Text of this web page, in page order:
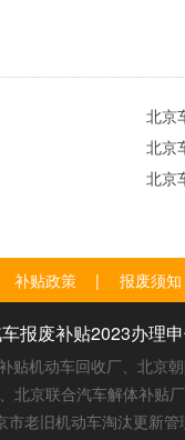
北京
北京
北京
补贴政策 | 报废须知
报废补贴2023办理
贴机动车回收厂、北京
北京联合汽车解体补贴
市老旧机动车淘汰更新管